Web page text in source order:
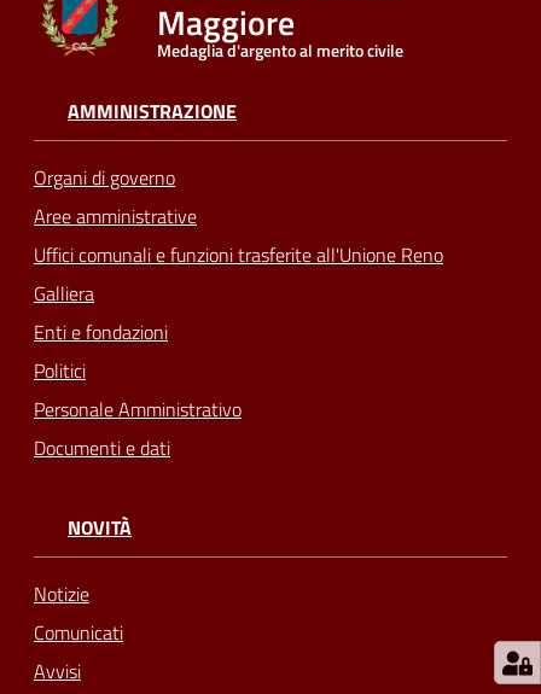
Seguici
Maggiore
Medaglia d'argento al merito civile
AMMINISTRAZIONE
Organi di governo
Aree amministrative
Uffici comunali e funzioni trasferite all'Unione Reno
Galliera
Enti e fondazioni
Politici
Personale Amministrativo
Documenti e dati
NOVITÀ
Notizie
Comunicati
Avvisi